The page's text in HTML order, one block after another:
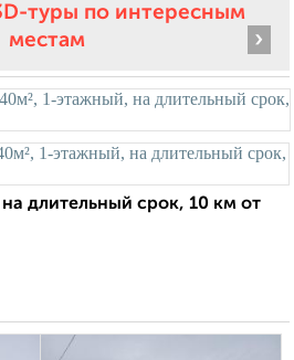
туры по интересным
местам
›
длительный срок, 10 км от